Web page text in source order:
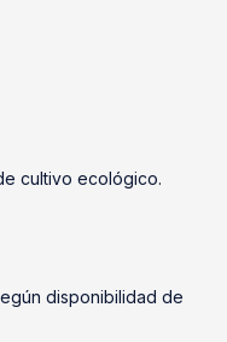
cultivo ecológico.
disponibilidad de